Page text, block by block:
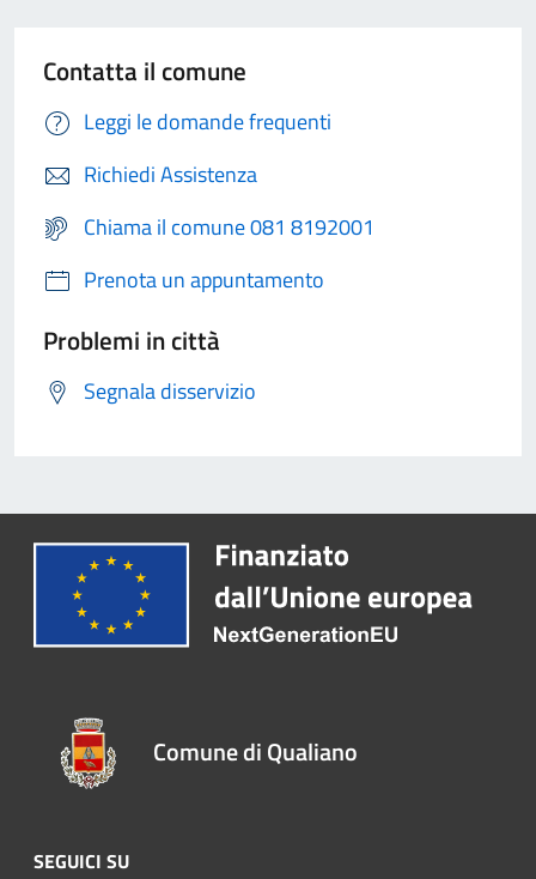
Contatta il comune
Leggi le domande frequenti
Richiedi Assistenza
Chiama il comune 081 8192001
Prenota un appuntamento
Problemi in città
Segnala disservizio
Comune di Qualiano
SEGUICI SU